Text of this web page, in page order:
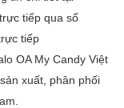
tiếp qua số
tiếp
OA My Candy Việt
xuất, phân phối